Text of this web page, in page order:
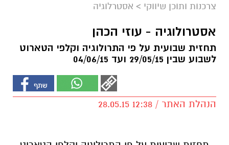
צרכנות ותוכן שיווקי > אסטרלוגיה
אסטרולוגיה - עוזי הכהן
תחזית שבועית על פי התרולוגיה וקלפי הטארוט
לשבוע שבין 29/05/15 ועד 04/06/15
הנהלת האתר / 12:38 28.05.15